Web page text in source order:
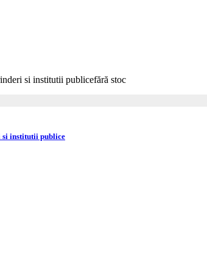
fără stoc
institutii publice